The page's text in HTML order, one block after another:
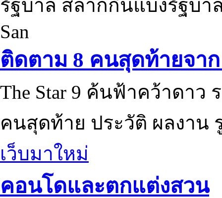
รัฐบาล สลากกินแบ่งรัฐบา
San
ติดตาม 8 คนสุดท้ายจาก
The Star 9 ค้นฟ้าคว้าดาว
คนสุดท้าย ประวัติ ผลงาน
เว็บมาใหม่
คอนโดและตกแต่งสวน